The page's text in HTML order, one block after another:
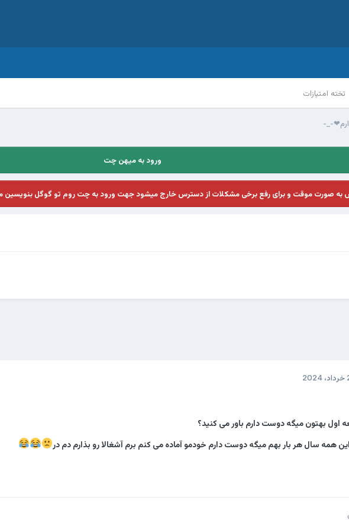
تخته امتیازات
_-
ورود به میهن چت
به صورت موقت و برای رفع برخی مشکلات از دسترس خارج میشود جهت ورود به چت روم تو گوگل بنویسین
اول بهتون میگه دوست دارم باور می کنید؟
همه سال هر بار بهم میگه دوست دارم خودمو آماده می کنم برم آشغالا رو بذارم دم در